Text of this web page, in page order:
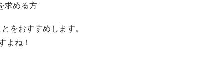
求める方
をおすすめします。
よね！